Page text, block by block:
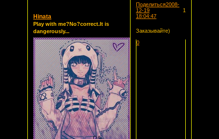
Поделиться
1
2008-
12-19
18:04:47
Hinata
Play with me?No?correct.It is
dangerously...
Заказывайте)
0